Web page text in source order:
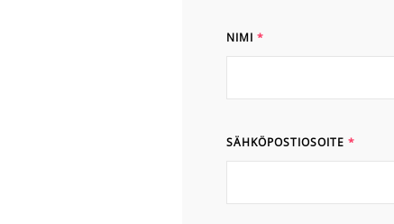
NIMI *
SÄHKÖPOSTIOSOITE *